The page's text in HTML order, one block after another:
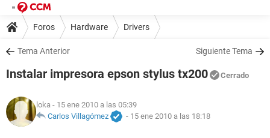
Foros Hardware Drivers
Tema Anterior Siguiente Tema
Instalar impresora epson stylus tx200 Cerrado
loka - 15 ene 2010 a las 05:39
Carlos Villagómez
- 15 ene 2010 a las 18:18